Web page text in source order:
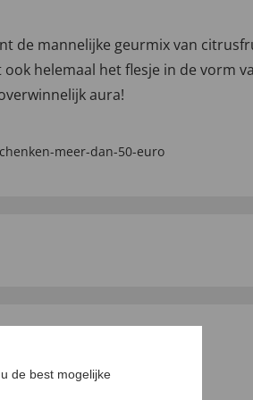
de mannelijke geurmix van
helemaal het flesje in de vorm
aura!
meer-dan-50-euro
de best mogelijke